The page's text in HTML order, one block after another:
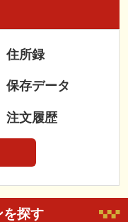
住所録
保存データ
注文履歴
を探す